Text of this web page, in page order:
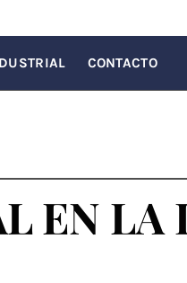
CONTACTO
EN LA